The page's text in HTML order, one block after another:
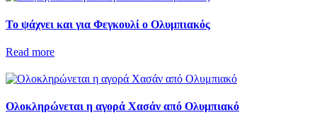
Το ψάχνει και για Φεγκουλί ο Ολυμπιακός
Read more
Ολοκληρώνεται η αγορά Χασάν από Ολυμπιακό